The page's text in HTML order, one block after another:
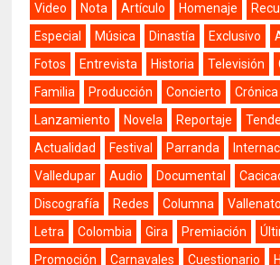
Video Nota Artículo Homenaje
Especial
Música Dinastía Exclusivo
Fotos
Entrevista Historia Televisión
Familia
Producción Concierto Crónica
Lanzamiento
Novela Reportaje
Actualidad
Festival Parranda
Valledupar
Audio Documental
Discografía
Redes Columna Vallenato
Letra
Colombia Gira Premiación
Promoción
Carnavales Cuestionario